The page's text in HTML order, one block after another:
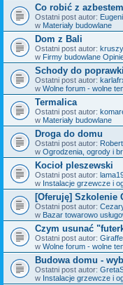
Co robić z
Ostatni post autor:
w Materiały budowlane
Dom z Bali
Ostatni post autor:
w Firmy budowlane
Schody do poprawki
Ostatni post autor:
w Wolne forum - wolne
Termalica
Ostatni post autor:
w Materiały budowlane
Droga do domu
Ostatni post autor:
w Ogrodzenia, ogrody i
Kocioł pleszewski
Ostatni post autor:
w Instalacje grzewcze i
[Oferuję] Szkolenie
Ostatni post autor:
w Bazar towarowo
Czym usunać
Ostatni post autor:
w Wolne forum - wolne
Budowa domu -
Ostatni post autor:
w Instalacje grzewcze i